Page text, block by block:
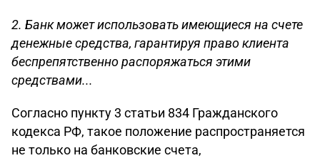
2. Банк может использовать имеющиеся на счете
денежные средства, гарантируя право клиента
беспрепятственно распоряжаться этими
средствами...
Согласно пункту 3 статьи 834 Гражданского
кодекса РФ, такое положение распространяется
не только на банковские счета,